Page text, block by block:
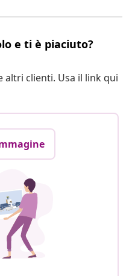
e ti è piaciuto?
altri clienti. Usa il link qui